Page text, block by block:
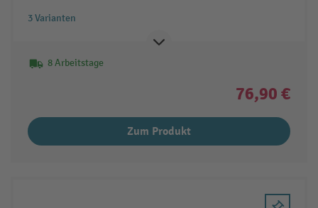
3 Varianten
8 Arbeitstage
76,90 €
Zum Produkt